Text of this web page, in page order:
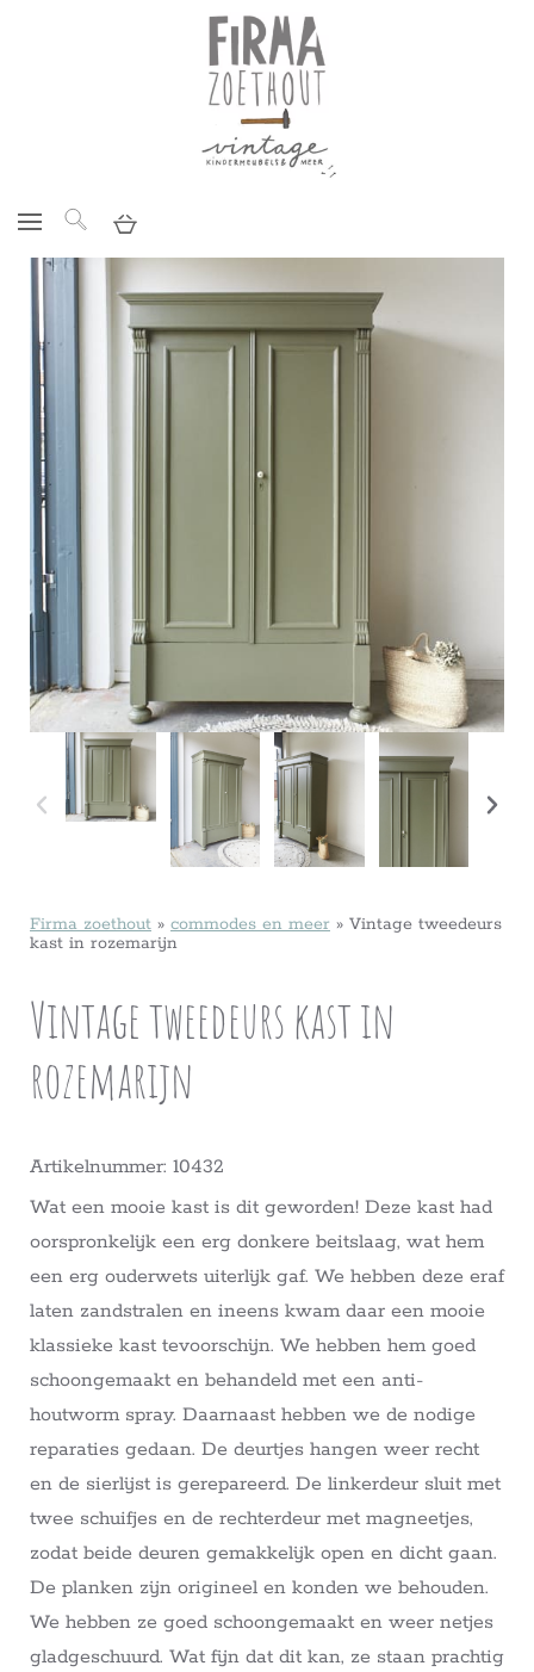
Firma zoethout » commodes en meer » Vintage tweedeurs
kast in rozemarijn
Vintage tweedeurs kast in
rozemarijn
Artikelnummer: 10432
Wat een mooie kast is dit geworden! Deze kast had
oorspronkelijk een erg donkere beitslaag, wat hem
een erg ouderwets uiterlijk gaf. We hebben deze eraf
laten zandstralen en ineens kwam daar een mooie
klassieke kast tevoorschijn. We hebben hem goed
schoongemaakt en behandeld met een anti-
houtworm spray. Daarnaast hebben we de nodige
reparaties gedaan. De deurtjes hangen weer recht
en de sierlijst is gerepareerd. De linkerdeur sluit met
twee schuifjes en de rechterdeur met magneetjes,
zodat beide deuren gemakkelijk open en dicht gaan.
De planken zijn origineel en konden we behouden.
We hebben ze goed schoongemaakt en weer netjes
gladgeschuurd. Wat fijn dat dit kan, ze staan prachtig